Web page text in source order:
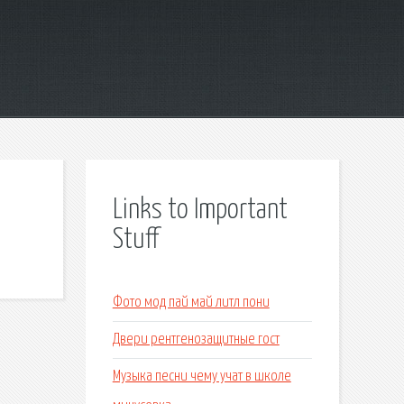
Links to Important
Stuff
Фото мод пай май литл пони
Двери рентгенозащитные гост
Музыка песни чему учат в школе